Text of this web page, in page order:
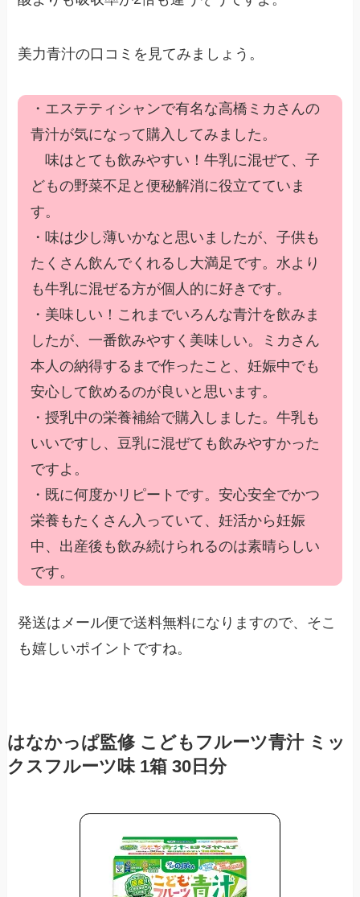
美力青汁の口コミを見てみましょう。
・エステティシャンで有名な高橋ミカさんの
青汁が気になって購入してみました。
味はとても飲みやすい！牛乳に混ぜて、子
どもの野菜不足と便秘解消に役立てていま
す。
・味は少し薄いかなと思いましたが、子供も
たくさん飲んでくれるし大満足です。水より
も牛乳に混ぜる方が個人的に好きです。
・美味しい！これまでいろんな青汁を飲みま
したが、一番飲みやすく美味しい。ミカさん
本人の納得するまで作ったこと、妊娠中でも
安心して飲めるのが良いと思います。
・授乳中の栄養補給で購入しました。牛乳も
いいですし、豆乳に混ぜても飲みやすかった
ですよ。
・既に何度かリピートです。安心安全でかつ
栄養もたくさん入っていて、妊活から妊娠
中、出産後も飲み続けられるのは素晴らしい
です。
発送はメール便で送料無料になりますので、そこ
も嬉しいポイントですね。
はなかっぱ監修 こどもフルーツ青汁 ミッ
クスフルーツ味 1箱 30日分